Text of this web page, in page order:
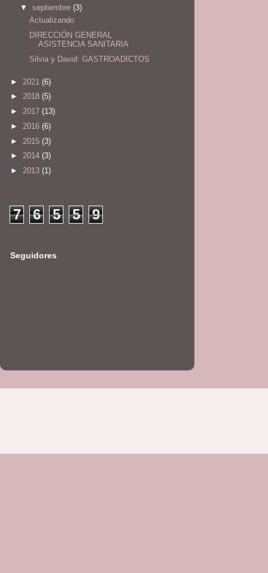
▼ septiembre (3)
Actualizando
DIRECCIÓN GENERAL
ASISTENCIA SANITARIA
Silvia y David: GASTROADICTOS
► 2021 (6)
► 2018 (5)
► 2017 (13)
► 2016 (6)
► 2015 (3)
► 2014 (3)
► 2013 (1)
7 6 5 5 9
Seguidores